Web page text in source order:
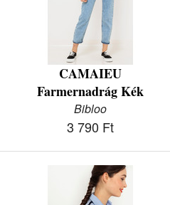
CAMAIEU
Farmernadrág Kék
Bibloo
3 790 Ft